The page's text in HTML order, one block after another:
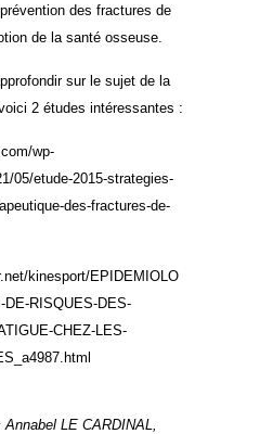
des fractures de
de la santé osseuse.
sur le sujet de la
2 études intéressantes :
wp-
05/etude-2015-strategies-
des-fractures-de-
kinesport/EPIDEMIOLO
DE-RISQUES-DES-
CHEZ-LES-
html
LE CARDINAL,